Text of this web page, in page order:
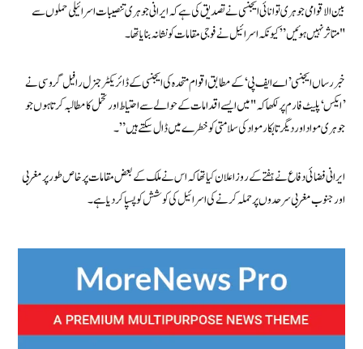
بین الاقوامی جوہری توانائی ایجنسی نے تصدیق کی ہے کہ ایرانی جوہری تنصیبات اسرائیلی حملوں سے
"متاثر نہیں ہوئیں” کیونکہ اسرائیل نے فوجی مقامات کو نشانہ بنایا تھا۔
خبر رساں ایجنسی ’اے ایف پی‘کے مطابق اقوام متحدہ کی ایجنسی کے ڈائریکٹر جنرل رافیل گروسی نے
’ایکس‘ پلیٹ فارم پر لکھاکہ "میں ایسے اقدامات کے حوالے سے احتیاط اور تحمل کا مطالبہ کرتا ہوں جو
جوہری مواد اور دیگر تابکار مواد کی سلامتی کو خطرے میں ڈال سکتے ہیں”۔
ایرانی فضائی دفاع نے ہفتے کے روز اعلان کیا تھا کہ اس نے ملک کے بعض مقامات پر خاص طور پر مغربی
اور جنوب مغربی سرحدوں پر حملہ کرنے کی اسرائیل کی کوشش کو پسپا کر دیا ہے۔